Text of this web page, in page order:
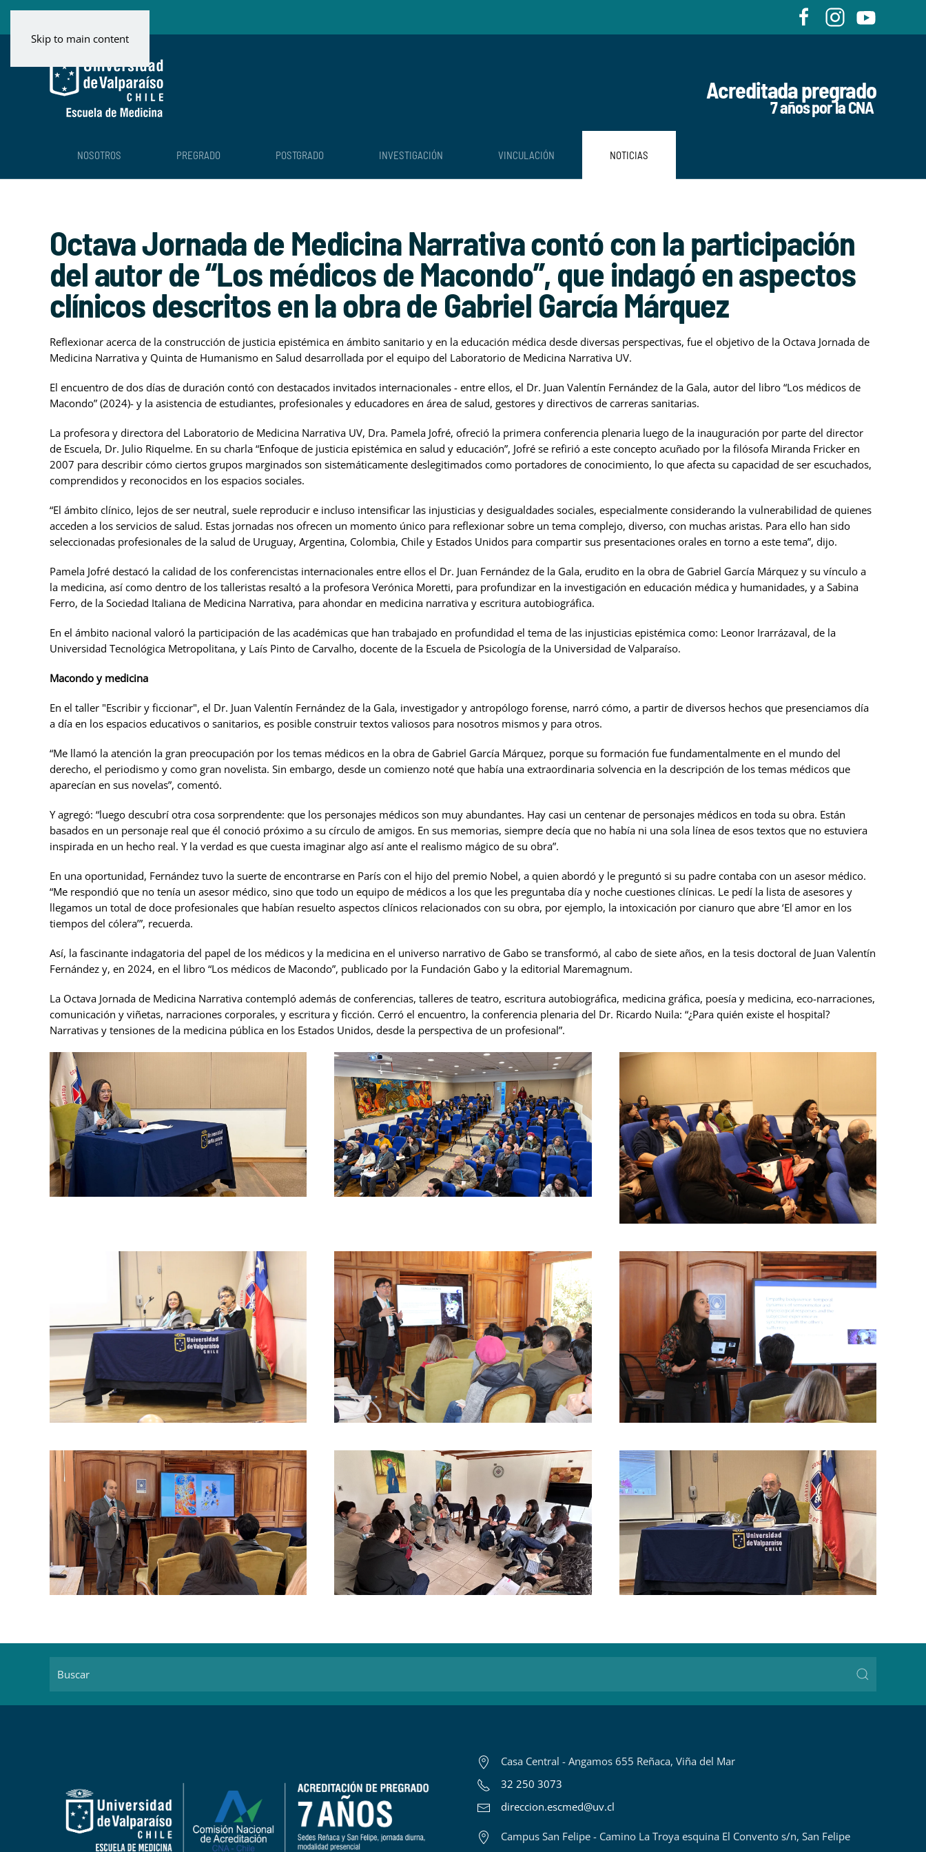
Skip to main content
Acreditada pregrado
7 años por la CNA
NOSOTROS PREGRADO POSTGRADO INVESTIGACIÓN VINCULACIÓN NOTICIAS
Octava Jornada de Medicina Narrativa contó con la participación
del autor de “Los médicos de Macondo”, que indagó en aspectos
clínicos descritos en la obra de Gabriel García Márquez
Reflexionar acerca de la construcción de justicia epistémica en ámbito sanitario y en la educación médica desde diversas perspectivas, fue el objetivo de la Octava Jornada de
Medicina Narrativa y Quinta de Humanismo en Salud desarrollada por el equipo del Laboratorio de Medicina Narrativa UV.
El encuentro de dos días de duración contó con destacados invitados internacionales - entre ellos, el Dr. Juan Valentín Fernández de la Gala, autor del libro “Los médicos de
Macondo” (2024)- y la asistencia de estudiantes, profesionales y educadores en área de salud, gestores y directivos de carreras sanitarias.
La profesora y directora del Laboratorio de Medicina Narrativa UV, Dra. Pamela Jofré, ofreció la primera conferencia plenaria luego de la inauguración por parte del director
de Escuela, Dr. Julio Riquelme. En su charla “Enfoque de justicia epistémica en salud y educación”, Jofré se refirió a este concepto acuñado por la filósofa Miranda Fricker en
2007 para describir cómo ciertos grupos marginados son sistemáticamente deslegitimados como portadores de conocimiento, lo que afecta su capacidad de ser escuchados,
comprendidos y reconocidos en los espacios sociales.
“El ámbito clínico, lejos de ser neutral, suele reproducir e incluso intensificar las injusticias y desigualdades sociales, especialmente considerando la vulnerabilidad de quienes
acceden a los servicios de salud. Estas jornadas nos ofrecen un momento único para reflexionar sobre un tema complejo, diverso, con muchas aristas. Para ello han sido
seleccionadas profesionales de la salud de Uruguay, Argentina, Colombia, Chile y Estados Unidos para compartir sus presentaciones orales en torno a este tema”, dijo.
Pamela Jofré destacó la calidad de los conferencistas internacionales entre ellos el Dr. Juan Fernández de la Gala, erudito en la obra de Gabriel García Márquez y su vínculo a
la medicina, así como dentro de los talleristas resaltó a la profesora Verónica Moretti, para profundizar en la investigación en educación médica y humanidades, y a Sabina
Ferro, de la Sociedad Italiana de Medicina Narrativa, para ahondar en medicina narrativa y escritura autobiográfica.
En el ámbito nacional valoró la participación de las académicas que han trabajado en profundidad el tema de las injusticias epistémica como: Leonor Irarrázaval, de la
Universidad Tecnológica Metropolitana, y Laís Pinto de Carvalho, docente de la Escuela de Psicología de la Universidad de Valparaíso.
Macondo y medicina
En el taller "Escribir y ficcionar", el Dr. Juan Valentín Fernández de la Gala, investigador y antropólogo forense, narró cómo, a partir de diversos hechos que presenciamos día
a día en los espacios educativos o sanitarios, es posible construir textos valiosos para nosotros mismos y para otros.
“Me llamó la atención la gran preocupación por los temas médicos en la obra de Gabriel García Márquez, porque su formación fue fundamentalmente en el mundo del
derecho, el periodismo y como gran novelista. Sin embargo, desde un comienzo noté que había una extraordinaria solvencia en la descripción de los temas médicos que
aparecían en sus novelas”, comentó.
Y agregó: “luego descubrí otra cosa sorprendente: que los personajes médicos son muy abundantes. Hay casi un centenar de personajes médicos en toda su obra. Están
basados en un personaje real que él conoció próximo a su círculo de amigos. En sus memorias, siempre decía que no había ni una sola línea de esos textos que no estuviera
inspirada en un hecho real. Y la verdad es que cuesta imaginar algo así ante el realismo mágico de su obra”.
En una oportunidad, Fernández tuvo la suerte de encontrarse en París con el hijo del premio Nobel, a quien abordó y le preguntó si su padre contaba con un asesor médico.
“Me respondió que no tenía un asesor médico, sino que todo un equipo de médicos a los que les preguntaba día y noche cuestiones clínicas. Le pedí la lista de asesores y
llegamos un total de doce profesionales que habían resuelto aspectos clínicos relacionados con su obra, por ejemplo, la intoxicación por cianuro que abre ‘El amor en los
tiempos del cólera’”, recuerda.
Así, la fascinante indagatoria del papel de los médicos y la medicina en el universo narrativo de Gabo se transformó, al cabo de siete años, en la tesis doctoral de Juan Valentín
Fernández y, en 2024, en el libro “Los médicos de Macondo”, publicado por la Fundación Gabo y la editorial Maremagnum.
La Octava Jornada de Medicina Narrativa contempló además de conferencias, talleres de teatro, escritura autobiográfica, medicina gráfica, poesía y medicina, eco-narraciones,
comunicación y viñetas, narraciones corporales, y escritura y ficción. Cerró el encuentro, la conferencia plenaria del Dr. Ricardo Nuila: “¿Para quién existe el hospital?
Narrativas y tensiones de la medicina pública en los Estados Unidos, desde la perspectiva de un profesional”.
Casa Central - Angamos 655 Reñaca, Viña del Mar
32 250 3073
direccion.escmed@uv.cl
Campus San Felipe - Camino La Troya esquina El Convento s/n, San Felipe